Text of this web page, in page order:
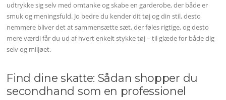
udtrykke sig selv med omtanke og skabe en garderobe, der både er
smuk og meningsfuld. Jo bedre du kender dit tøj og din stil, desto
nemmere bliver det at sammensætte sæt, der føles rigtige, og desto
mere værdi får du ud af hvert enkelt stykke tøj – til glæde for både dig
selv og miljøet.
Find dine skatte: Sådan shopper du
secondhand som en professionel